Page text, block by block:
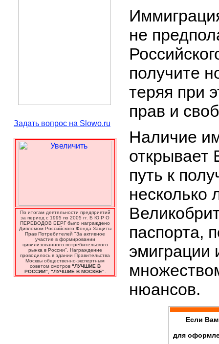
Задать вопрос на Slowo.ru
По итогам деятельности предприятий
за период с 1995 по 2005 гг. Б Ю Р О
ПЕРЕВОДОВ БЕРГ было награждено
Дипломом Российского Фонда Защиты
Прав Потребителей "За активное
участие в формировании
цивилизованного потребительского
рынка в России". Награждение
проводилось в здании Правительства
Москвы общественно-экспертным
советом смотров "ЛУЧШИЕ В
РОССИИ", "ЛУЧШИЕ В МОСКВЕ"
не
получите
теряя при
прав и
Наличие
путь к
несколько
паспорта,
эмиграции
нюансов.
Если
для